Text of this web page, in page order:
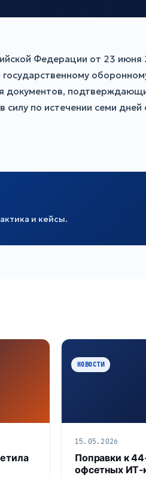
Федерации от 23
по истечении семи
и кейсы.
НОВОСТИ
15.05.2026
Поправки к
офсетных